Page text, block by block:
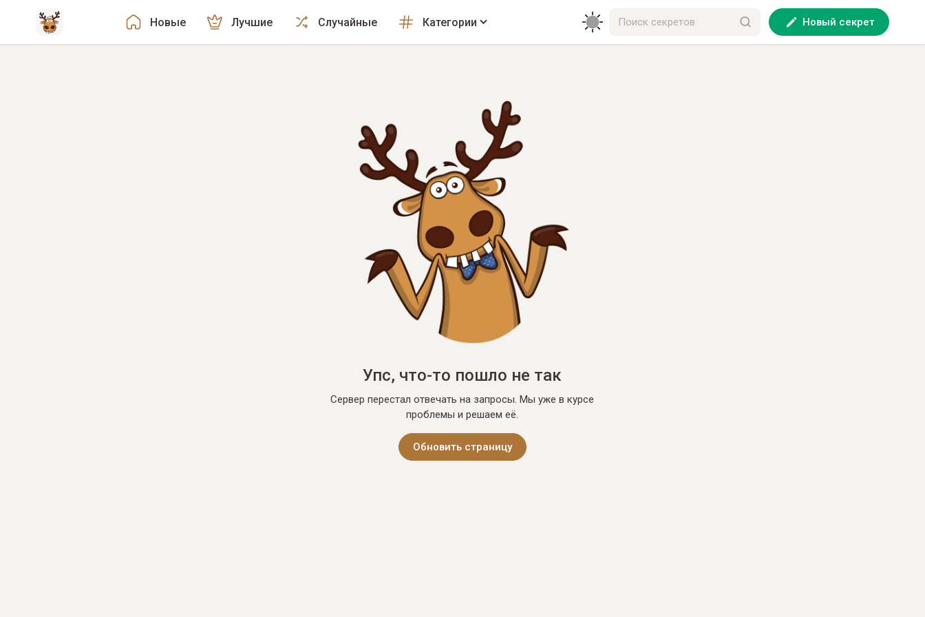
Новые Лучшие Случайные Категории Новый секрет
Упс, что-то пошло не так
Сервер перестал отвечать на запросы. Мы уже в курсе
проблемы и решаем её.
Обновить страницу